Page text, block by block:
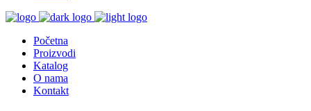
Početna
Proizvodi
Katalog
O nama
Kontakt